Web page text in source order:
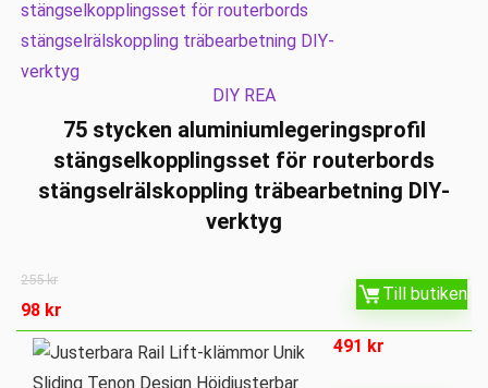
DIY REA
75 stycken aluminiumlegeringsprofil
stängselkopplingsset för routerbords
stängselrälskoppling träbearbetning DIY-
verktyg
255kr
98 kr
Till butiken
491 kr